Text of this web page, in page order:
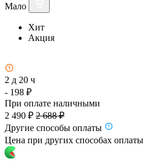
Мало
Хит
Акция
2 д 20 ч
- 198 ₽
При оплате наличными
2 490 ₽ 2 688 ₽
Другие способы оплаты
Цена при других способах оплаты